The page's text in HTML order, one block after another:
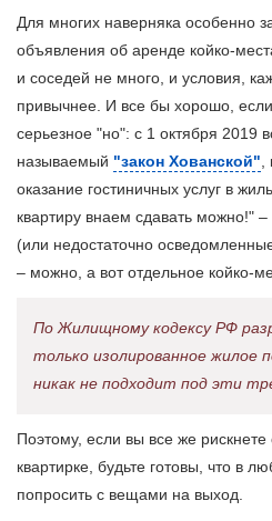
Для многих наверняка особенно
объявления об аренде койко-
и соседей не много, и условия,
привычнее. И все бы хорошо,
серьезное "но": с 1 октября 2019
называемый "закон Хованской"
оказание гостиничных услуг в
квартиру внаем сдавать можно!" –
(или недостаточно
– можно, а вот отдельное койко-
По Жилищному кодексу РФ
только изолированное жилое
никак не подходит под эти
Поэтому, если вы все же рискнете
квартирке, будьте готовы, что в
попросить с вещами на выход.